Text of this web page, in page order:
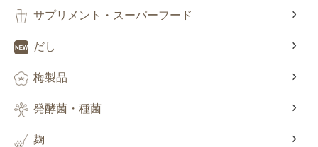
サプリメント・スーパーフード
だし
梅製品
発酵菌・種菌
麹